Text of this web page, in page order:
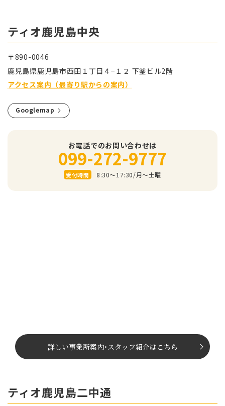
ティオ⿅児島中央
〒890-0046
⿅児島県⿅児島市⻄⽥１丁⽬４−１２ 下釜ビル2階
アクセス案内（最寄り駅からの案内）
Googlemap
お電話でのお問い合わせは
099-272-9777
受付時間 8:30～17:30/⽉〜⼟曜
詳しい事業所案内･スタッフ紹介はこちら
ティオ鹿児島二中通